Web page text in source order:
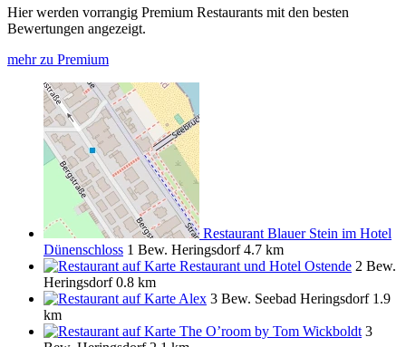
Hier werden vorrangig Premium Restaurants mit den besten
Bewertungen angezeigt.
mehr zu Premium
Restaurant Blauer Stein im Hotel
Dünenschloss 1 Bew. Heringsdorf 4.7 km
Restaurant und Hotel Ostende 2 Bew.
Heringsdorf 0.8 km
Alex 3 Bew. Seebad Heringsdorf 1.9
km
The O’room by Tom Wickboldt 3